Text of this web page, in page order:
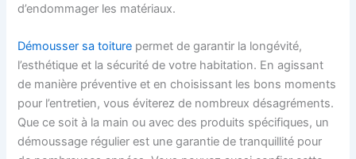
d’endommager les matériaux.
Démousser sa toiture permet de garantir la longévité,
l’esthétique et la sécurité de votre habitation. En agissant
de manière préventive et en choisissant les bons moments
pour l’entretien, vous éviterez de nombreux désagréments.
Que ce soit à la main ou avec des produits spécifiques, un
démoussage régulier est une garantie de tranquillité pour